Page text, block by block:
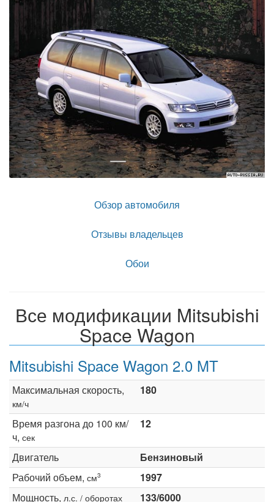
Обзор автомобиля
Отзывы владельцев
Обои
Все модификации Mitsubishi
Space Wagon
Mitsubishi Space Wagon 2.0 MT
Максимальная скорость,
км/ч
180
Время разгона до 100 км/
ч, сек
12
Двигатель
Бензиновый
Рабочий объем, см3
1997
Мощность, л.с. / оборотах
133/6000